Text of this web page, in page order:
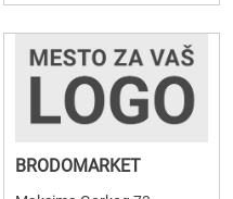
BRODOMARKET